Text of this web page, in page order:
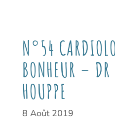
N°54
BONHEUR –
HOUPPE
8 Août 2019